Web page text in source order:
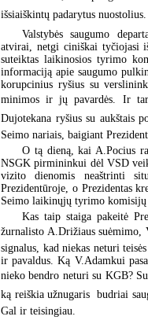
išsiaiškintų padarytus nuostolius.
Valstybės saugumo
atvirai, netgi ciniškai tyčiojasi
suteiktas laikinosios tyrimo
informaciją apie saugumo
korupcinius ryšius su
minimos ir jų pavardės. Ir
Dujotekana ryšius su
Seimo nariais, baigiant
O tą dieną, kai A.Pocius
NSGK pirmininkui dėl VSD
vizito dienomis neaštrinti
Prezidentūroje, o Prezidentas
Seimo laikinųjų tyrimo komisijų
Kas taip staiga pakeitė
žurnalisto A.Drižiaus suėmimo,
signalus, kad niekas neturi
ir pavaldus. Ką V.Adamkui
nieko bendro neturi su KGB?
ką reiškia užnugaris  budriai
Gal ir teisingiau.